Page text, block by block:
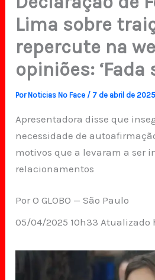
Lima sobre
repercute na
opiniões: ‘Fada
PorNoticias No Face / 7 de abril de 2025
Apresentadora disse que
necessidade de
motivos que a levaram a ser
relacionamentos
Por O GLOBO — São Paulo
05/04/2025 10h33 Atualizado